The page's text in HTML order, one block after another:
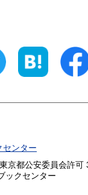
350円 福井県
350円 長野県
350円 静岡
センター
東京都公安委員会許
クセンター